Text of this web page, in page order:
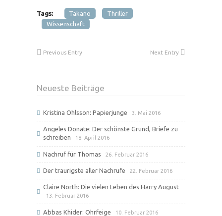
Tags: Takano
Thriller
Wissenschaft
Previous Entry Next Entry
Neueste Beiträge
Kristina Ohlsson: Papierjunge 3. Mai 2016
Angeles Donate: Der schönste Grund, Briefe zu
schreiben
18. April 2016
Nachruf für Thomas 26. Februar 2016
Der traurigste aller Nachrufe 22. Februar 2016
Claire North: Die vielen Leben des Harry August
13. Februar 2016
Abbas Khider: Ohrfeige 10. Februar 2016